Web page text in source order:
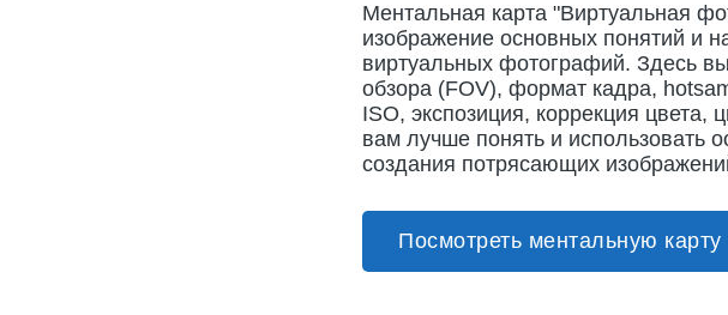
Ментальная карта "Виртуальная
изображение основных понятий и
виртуальных фотографий. Здесь
обзора (FOV), формат кадра,
ISO, экспозиция, коррекция цвета,
вам лучше понять и использовать
создания потрясающих
Посмотреть ментальную карту